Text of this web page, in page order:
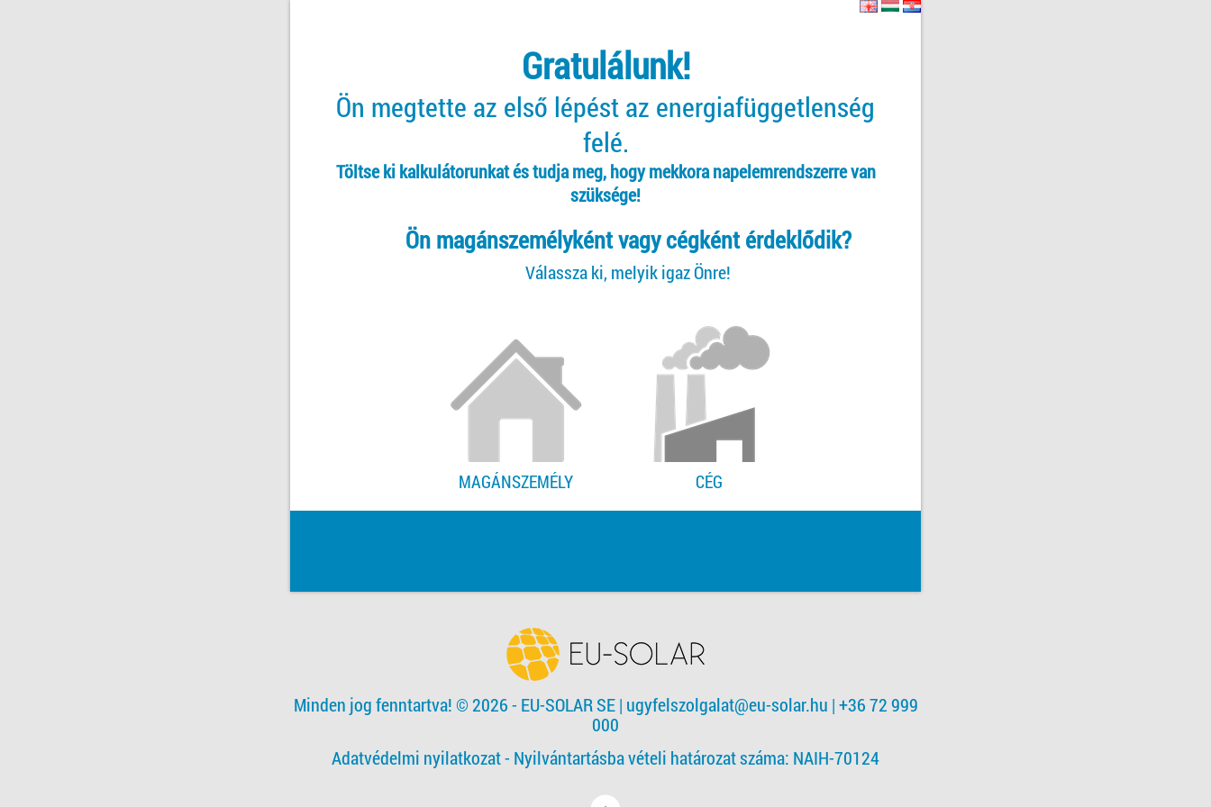
Gratulálunk!
Ön megtette az első lépést az energiafüggetlenség
felé.
Töltse ki kalkulátorunkat és tudja meg, hogy mekkora napelemrendszerre van
szüksége!
Ön magánszemélyként vagy cégként érdeklődik?
Válassza ki, melyik igaz Önre!
MAGÁNSZEMÉLY CÉG
Minden jog fenntartva! © 2026 - EU-SOLAR SE| ugyfelszolgalat@eu-solar.hu | +36 72 999
000
Adatvédelmi nyilatkozat - Nyilvántartásba vételi határozat száma: NAIH-70124